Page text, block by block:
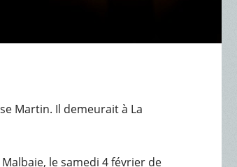
Martin. Il demeurait à La
le samedi 4 février de